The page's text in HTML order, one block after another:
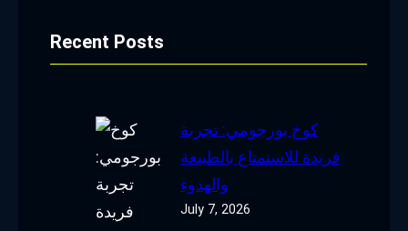
Recent Posts
كوخ بورجومي: تجربة
فريدة للاستمتاع بالطبيعة
والهدوء
July 7, 2026